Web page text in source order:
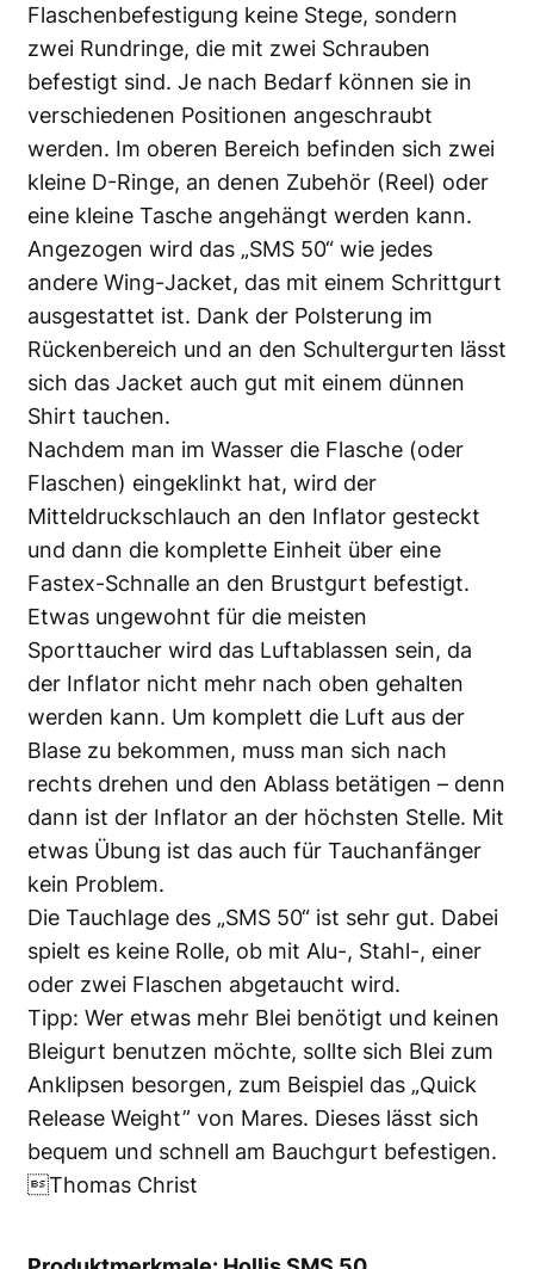
Flaschenbefestigung keine Stege, sondern
zwei Rundringe, die mit zwei Schrauben
befestigt sind. Je nach Bedarf können sie in
verschiedenen Positionen angeschraubt
werden. Im oberen Bereich befinden sich zwei
kleine D-Ringe, an denen Zubehör (Reel) oder
eine kleine Tasche angehängt werden kann.
Angezogen wird das „SMS 50“ wie jedes
andere Wing-Jacket, das mit einem Schrittgurt
ausgestattet ist. Dank der Polsterung im
Rückenbereich und an den Schultergurten lässt
sich das Jacket auch gut mit einem dünnen
Shirt tauchen.
Nachdem man im Wasser die Flasche (oder
Flaschen) eingeklinkt hat, wird der
Mitteldruckschlauch an den Inflator gesteckt
und dann die komplette Einheit über eine
Fastex-Schnalle an den Brustgurt befestigt.
Etwas ungewohnt für die meisten
Sporttaucher wird das Luftablassen sein, da
der Inflator nicht mehr nach oben gehalten
werden kann. Um komplett die Luft aus der
Blase zu bekommen, muss man sich nach
rechts drehen und den Ablass betätigen – denn
dann ist der Inflator an der höchsten Stelle. Mit
etwas Übung ist das auch für Tauchanfänger
kein Problem.
Die Tauchlage des „SMS 50“ ist sehr gut. Dabei
spielt es keine Rolle, ob mit Alu-, Stahl-, einer
oder zwei Flaschen abgetaucht wird.
Tipp: Wer etwas mehr Blei benötigt und keinen
Bleigurt benutzen möchte, sollte sich Blei zum
Anklipsen besorgen, zum Beispiel das „Quick
Release Weight” von Mares. Dieses lässt sich
bequem und schnell am Bauchgurt befestigen.
Thomas Christ